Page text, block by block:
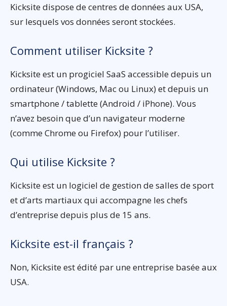
Kicksite dispose de centres de données aux USA,
sur lesquels vos données seront stockées.
Comment utiliser Kicksite ?
Kicksite est un progiciel SaaS accessible depuis un
ordinateur (Windows, Mac ou Linux) et depuis un
smartphone / tablette (Android / iPhone). Vous
n’avez besoin que d’un navigateur moderne
(comme Chrome ou Firefox) pour l’utiliser.
Qui utilise Kicksite ?
Kicksite est un logiciel de gestion de salles de sport
et d’arts martiaux qui accompagne les chefs
d’entreprise depuis plus de 15 ans.
Kicksite est-il français ?
Non, Kicksite est édité par une entreprise basée aux
USA.